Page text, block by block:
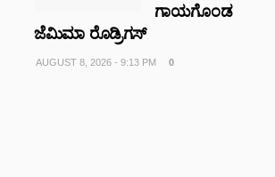
ಗಾಯಗೊಂಡ
ಜೆಮಿಮಾ ರೊಡ್ರಿಗಸ್
AUGUST 8, 2026 - 9:13 PM 0